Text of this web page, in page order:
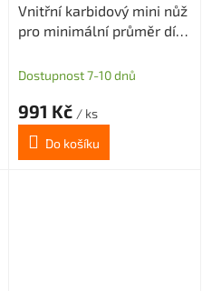
Vnitřní karbidový mini nůž
pro minimální průměr díry
Dostupnost 7-10 dnů
991 Kč / ks
Do košíku